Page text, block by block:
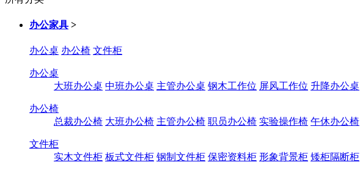
办公家具 >
办公桌 办公椅 文件柜
办公桌
大班办公桌 中班办公桌 主管办公桌 钢木工作位 屏风工作位 升降办公桌
办公椅
总裁办公椅 大班办公椅 主管办公椅 职员办公椅 实验操作椅 午休办公椅
文件柜
实木文件柜 板式文件柜 钢制文件柜 保密资料柜 形象背景柜 矮柜隔断柜